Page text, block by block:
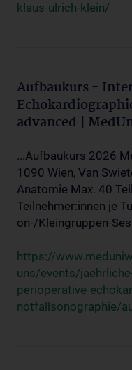
klaus-ulrich-klein/
Aufbaukurs -
advanced |
...Aufbaukurs 2026
1090 Wien, Van
Anatomie Max. 40
Teilnehmer:innen je
on-/Kleingruppen-
https://
uns/events/
perioperative-
notfallsonographie/